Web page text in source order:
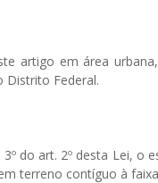
artigo em área
Distrito Federal.
do art. 2º desta Lei, o
terreno contíguo à